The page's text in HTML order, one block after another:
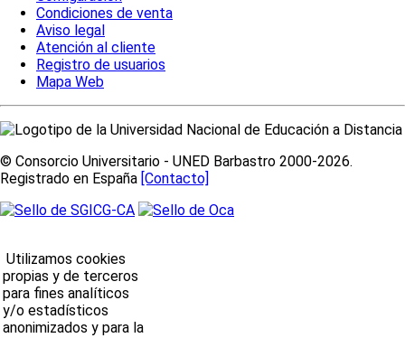
Condiciones de venta
Aviso legal
Atención al cliente
Registro de usuarios
Mapa Web
© Consorcio Universitario - UNED Barbastro 2000-2026.
Registrado en España [Contacto]
Utilizamos cookies
propias y de terceros
para fines analíticos
y/o estadísticos
anonimizados y para la